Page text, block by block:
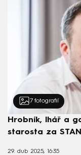
7 fotografií
Hrobník, lhář a
starosta za
29. dub 2025, 16:35